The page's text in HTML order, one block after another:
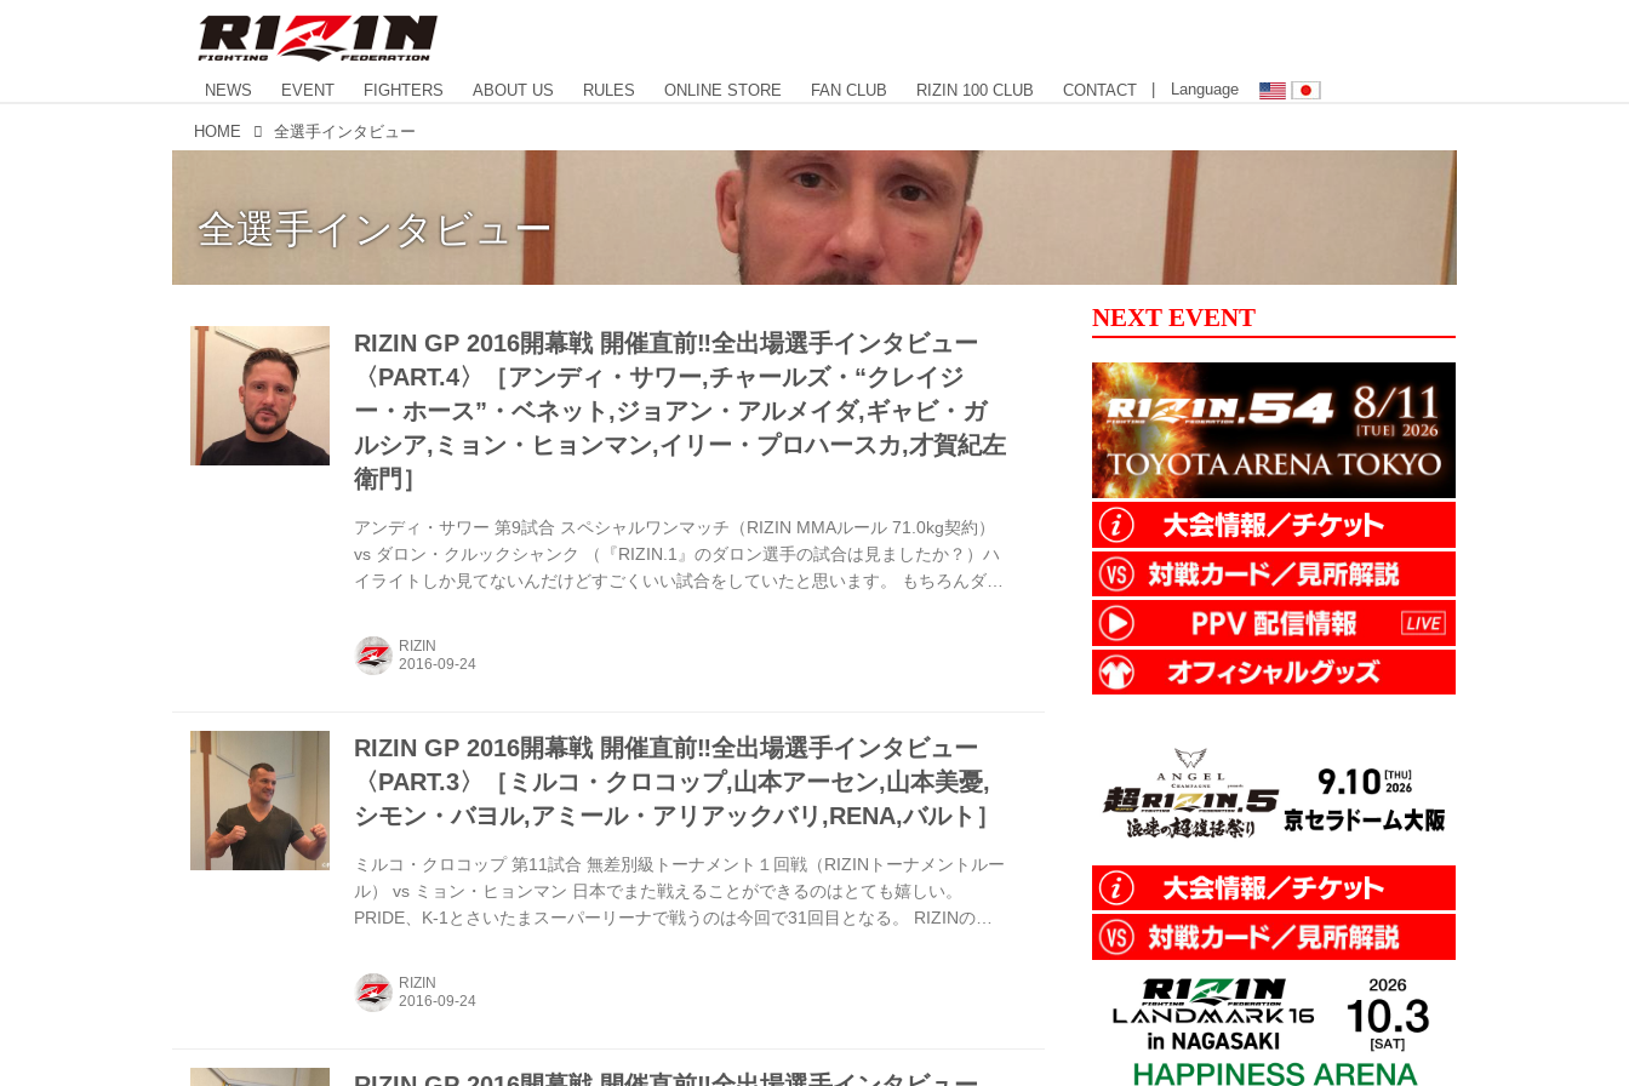
NEWS EVENT FIGHTERS ABOUT US RULES ONLINE STORE FAN CLUB RIZIN 100 CLUB CONTACT | Language
HOME 全選手インタビュー
全選手インタビュー
RIZIN GP 2016開幕戦 開催直前‼︎全出場選手インタビュー
〈PART.4〉［アンディ・サワー,チャールズ・“クレイジ
ー・ホース”・ベネット,ジョアン・アルメイダ,ギャビ・ガ
ルシア,ミョン・ヒョンマン,イリー・プロハースカ,才賀紀左
衛門］
アンディ・サワー 第9試合 スペシャルワンマッチ（RIZIN MMAルール 71.0kg契約）
vs ダロン・クルックシャンク （『RIZIN.1』のダロン選手の試合は見ましたか？）ハ
イライトしか見てないんだけどすごくいい試合をしていたと思います。 もちろんダロ
シングではそれなりの経験があります。 今回のMMAの試合はボクにとってはチャレ
ンジだと思うし、いまの段階ではすごくいい対戦相手だと思っています。エキサイテ
RIZIN
RIZIN GP 2016開幕戦 開催直前‼︎全出場選手インタビュー
〈PART.3〉［ミルコ・クロコップ,山本アーセン,山本美憂,
シモン・バヨル,アミール・アリアックバリ,RENA,バルト］
ミルコ・クロコップ 第11試合 無差別級トーナメント１回戦（RIZINトーナメントルー
ル） vs ミョン・ヒョンマン 日本でまた戦えることができるのはとても嬉しい。
PRIDE、K-1とさいたまスーパーリーナで戦うのは今回で31回目となる。 RIZINのス
いる。今回の試合に向けてかなりハードなキャンプを行なってきた。 決して今回の対
戦相手の実力を見下してきてはいけない。彼は私よりも12歳も若く、パワーもあるか
RIZIN
NEXT EVENT